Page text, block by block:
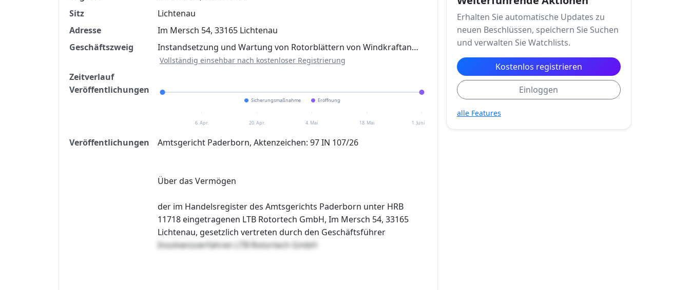
Finanzkennzahlen nach kostenloser Registrierung verfügbar
Jetzt kostenlos registrieren
Sitz
Lichtenau
Adresse
Im Mersch 54, 33165 Lichtenau
Geschäftszweig
Instandsetzung und Wartung von Rotorblättern von Windkraftan…
Vollständig einsehbar nach kostenloser Registrierung
Zeitverlauf
Veröffentlichungen
Sicherungsmaßnahme Eröffnung
6. Apr. 20. Apr. 4. Mai 18. Mai 1. Juni
Veröffentlichungen Amtsgericht Paderborn, Aktenzeichen: 97 IN 107/26
Über das Vermögen
der im Handelsregister des Amtsgerichts Paderborn unter HRB
11718 eingetragenen LTB Rotortech GmbH, Im Mersch 54, 33165
Lichtenau, gesetzlich vertreten durch den Geschäftsführer
Insolvenzverfahren LTB Rotortech GmbH
Erhalten Sie automatische Updates zu
neuen Beschlüssen, speichern Sie Suchen
und verwalten Sie Watchlists.
Kostenlos registrieren
Einloggen
alle Features